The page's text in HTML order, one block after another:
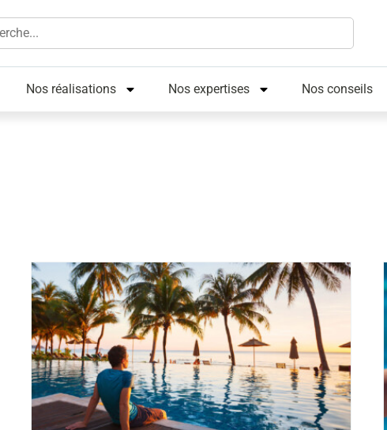
Nos réalisations Nos expertises Nos conseils